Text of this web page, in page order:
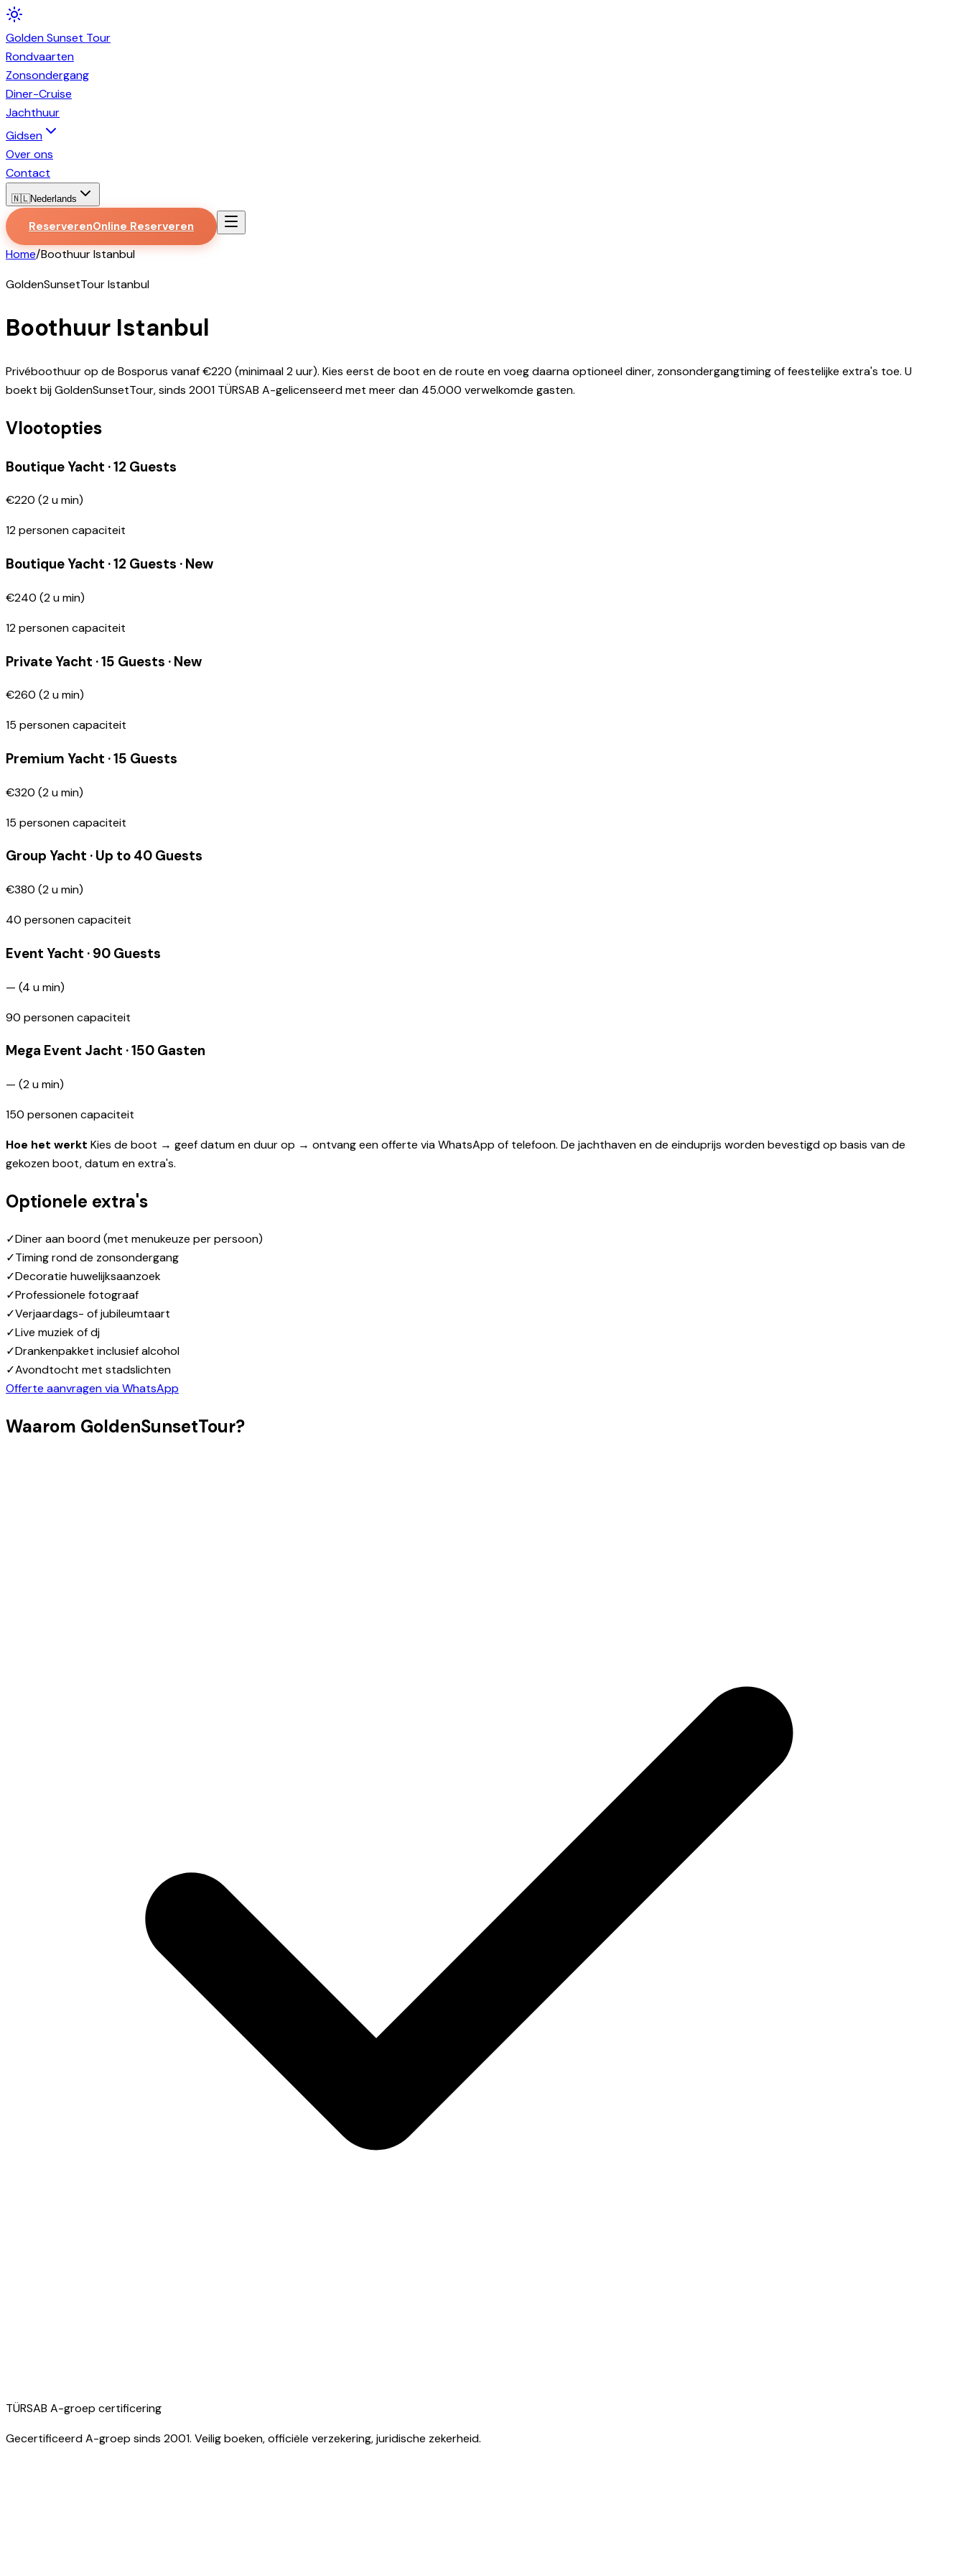
GoldenSunset Tour
Rondvaarten
Zonsondergang
Diner-Cruise
Jachthuur
Gidsen
Over ons
Contact
🇳🇱Nederlands
ReserverenOnline Reserveren
Home/Boothuur Istanbul
GoldenSunsetTour Istanbul
Boothuur Istanbul
Privéboothuur op de Bosporus vanaf €220 (minimaal 2 uur). Kies eerst de boot en de route en voeg daarna optioneel diner, zonsondergangtiming of feestelijke extra's toe. U
boekt bij GoldenSunsetTour, sinds 2001 TÜRSAB A-gelicenseerd met meer dan 45.000 verwelkomde gasten.
Vlootopties
Boutique Yacht · 12 Guests
€220 (2u min)
12personen capaciteit
Boutique Yacht · 12 Guests · New
€240 (2u min)
12personen capaciteit
Private Yacht · 15 Guests · New
€260 (2u min)
15 personen capaciteit
Premium Yacht · 15 Guests
€320 (2u min)
15 personen capaciteit
Group Yacht · Up to 40 Guests
€380 (2u min)
40 personen capaciteit
Event Yacht · 90 Guests
— (4 u min)
90 personen capaciteit
Mega Event Jacht · 150 Gasten
— (2u min)
150 personen capaciteit
Hoe het werkt Kies de boot → geef datum en duur op → ontvang een offerte via WhatsApp of telefoon. De jachthaven en de einduprijs worden bevestigd op basis van de
gekozen boot, datum en extra's.
Optionele extra's
✓Diner aan boord (met menukeuze per persoon)
✓Timing rond de zonsondergang
✓Decoratie huwelijksaanzoek
✓Professionele fotograaf
✓Verjaardags- of jubileumtaart
✓Live muziek of dj
✓Drankenpakket inclusief alcohol
✓Avondtocht met stadslichten
Offerte aanvragen via WhatsApp
Waarom GoldenSunsetTour?
TÜRSAB A-groep certificering
Gecertificeerd A-groep sinds 2001. Veilig boeken, officiële verzekering, juridische zekerheid.